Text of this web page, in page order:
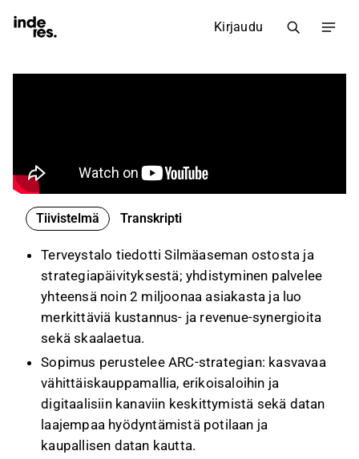
Kirjaudu
Tiivistelmä Transkripti
Terveystalo tiedotti Silmäaseman ostosta ja
strategiapäivityksestä; yhdistyminen palvelee
yhteensä noin 2 miljoonaa asiakasta ja luo
merkittäviä kustannus- ja revenue-synergioita
sekä skaalaetua.
Sopimus perustelee ARC-strategian: kasvavaa
vähittäiskauppamallia, erikoisaloihin ja
digitaalisiin kanaviin keskittymistä sekä datan
laajempaa hyödyntämistä potilaan ja
kaupallisen datan kautta.